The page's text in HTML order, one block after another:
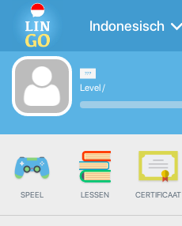
Indonesisch
Level/
SPEEL LESSEN CERTIFICAAT